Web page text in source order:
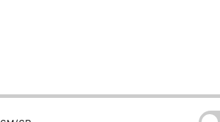
cannes en livraison immédiate sur
directe depuis l'entrepôt interne, ultra-rapide !